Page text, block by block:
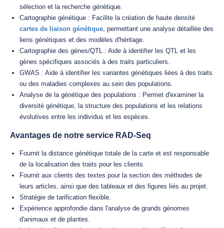
sélection et la recherche génétique.
Cartographie génétique : Facilite la création de haute densité
cartes de liaison génétique, permettant une analyse détaillée des
liens génétiques et des modèles d'héritage.
Cartographie des gènes/QTL : Aide à identifier les QTL et les
gènes spécifiques associés à des traits particuliers.
GWAS : Aide à identifier les variantes génétiques liées à des traits
ou des maladies complexes au sein des populations.
Analyse de la génétique des populations : Permet d'examiner la
diversité génétique, la structure des populations et les relations
évolutives entre les individus et les espèces.
Avantages de notre service RAD-Seq
Fournit la distance génétique totale de la carte et est responsable
de la localisation des traits pour les clients.
Fournit aux clients des textes pour la section des méthodes de
leurs articles, ainsi que des tableaux et des figures liés au projet.
Stratégie de tarification flexible.
Expérience approfondie dans l'analyse de grands génomes
d'animaux et de plantes.